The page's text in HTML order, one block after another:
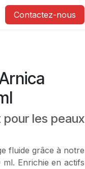
Contactez-nous
les peaux
fluide grâce à notre
Enrichie en actifs